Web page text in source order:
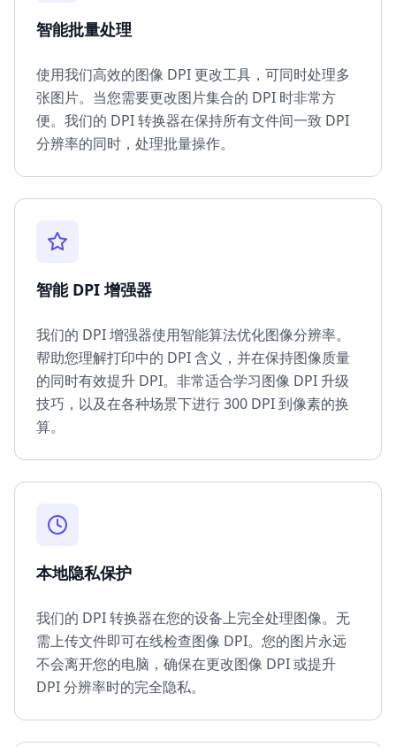
智能批量处理
使用我们高效的图像 DPI 更改工具，可同时处理多
张图片。当您需要更改图片集合的 DPI 时非常方
便。我们的 DPI 转换器在保持所有文件间一致 DPI
分辨率的同时，处理批量操作。
智能 DPI 增强器
我们的 DPI 增强器使用智能算法优化图像分辨率。
帮助您理解打印中的 DPI 含义，并在保持图像质量
的同时有效提升 DPI。非常适合学习图像 DPI 升级
技巧，以及在各种场景下进行 300 DPI 到像素的换
算。
本地隐私保护
我们的 DPI 转换器在您的设备上完全处理图像。无
需上传文件即可在线检查图像 DPI。您的图片永远
不会离开您的电脑，确保在更改图像 DPI 或提升
DPI 分辨率时的完全隐私。